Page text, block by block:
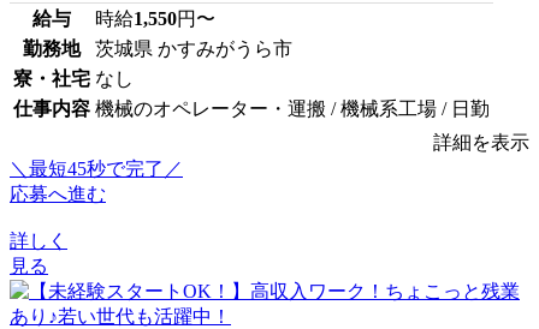
給与 時給1,550円〜
勤務地
茨城県 かすみがうら市
寮・社宅 なし
仕事内容 機械のオペレーター・運搬 / 機械系工場 / 日勤
詳細を表示
＼最短45秒で完了／
応募へ進む
詳しく
見る